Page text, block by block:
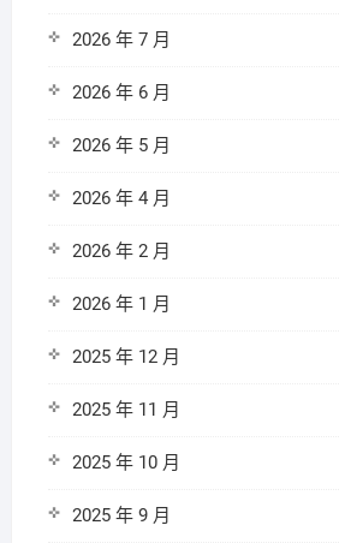
2026 年 7 月
2026 年 6 月
2026 年 5 月
2026 年 4 月
2026 年 2 月
2026 年 1 月
2025 年 12 月
2025 年 11 月
2025 年 10 月
2025 年 9 月